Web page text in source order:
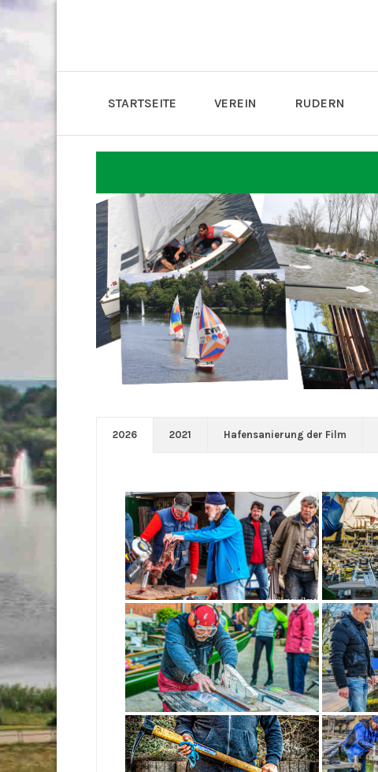
STARTSEITE VEREIN RUDERN
2026 2021 Hafensanierung der Film